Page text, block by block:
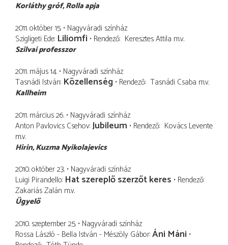
Korláthy gróf Rolla apja
2011. október 15. Nagyváradi színház
Szigligeti Ede Liliomfi Rendező Keresztes Attila m.v.
Szilvai professzor
2011. május 14. Nagyváradi színház
Tasnádi István Közellenség Rendező Tasnádi Csaba m.v.
Kallheim
2011. március 26. Nagyváradi színház
Anton Pavlovics Csehov Jubileum Rendező Kovács Levente
m.v.
Hirin Kuzma Nyikolajevics
2010. október 23. Nagyváradi színház
Luigi Pirandello Hat szereplő szerzőt keres Rendező
Zakariás Zalán m.v.
Ügyelő
2010. szeptember 25. Nagyváradi színház
Rossa László - Bella István - Mészöly Gábor Áni Máni